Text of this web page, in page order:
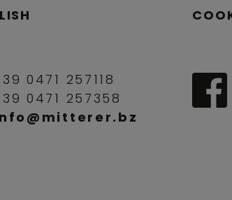
0471 257118
0471 257358